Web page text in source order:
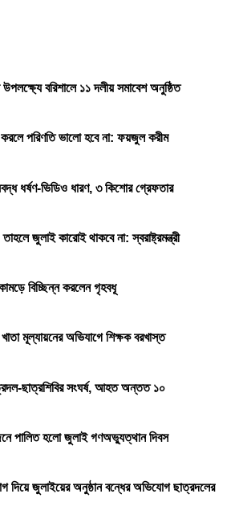
বরিশালে ১১ দলীয় সমাবেশ অনুষ্ঠিত
পরিণতি ভালো হবে না: ফয়জুল করীম
ধর্ষণ-ভিডিও ধারণ, ৩ কিশোর গ্রেফতার
জুলাই কারোই থাকবে না: স্বরাষ্ট্রমন্ত্রী
বিচ্ছিন্ন করলেন গৃহবধূ
মূল্যায়নের অভিযাগে শিক্ষক বরখাস্ত
ছাত্রশিবির সংঘর্ষ, আহত অন্তত ১০
পালিত হলো জুলাই গণঅভ্যুত্থান দিবস
দিয়ে জুলাইয়ের অনুষ্ঠান বন্ধের অভিযোগ ছাত্রদলের